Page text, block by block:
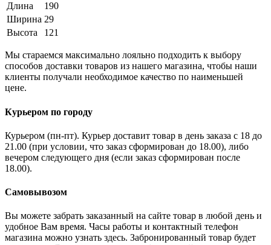
Длина
190
Ширина 29
Высота
121
Мы стараемся максимально лояльно подходить к выбору
способов доставки товаров из нашего магазина, чтобы наши
клиенты получали необходимое качество по наименьшей
цене.
Курьером по городу
Курьером (пн-пт). Курьер доставит товар в день заказа с 18 до
21.00 (при условии, что заказ сформирован до 18.00), либо
вечером следующего дня (если заказ сформирован после
18.00).
Самовывозом
Вы можете забрать заказанный на сайте товар в любой день и
удобное Вам время. Часы работы и контактный телефон
магазина можно узнать здесь. Забронированный товар будет